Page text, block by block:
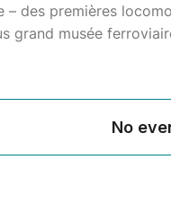
– des premières
grand musée